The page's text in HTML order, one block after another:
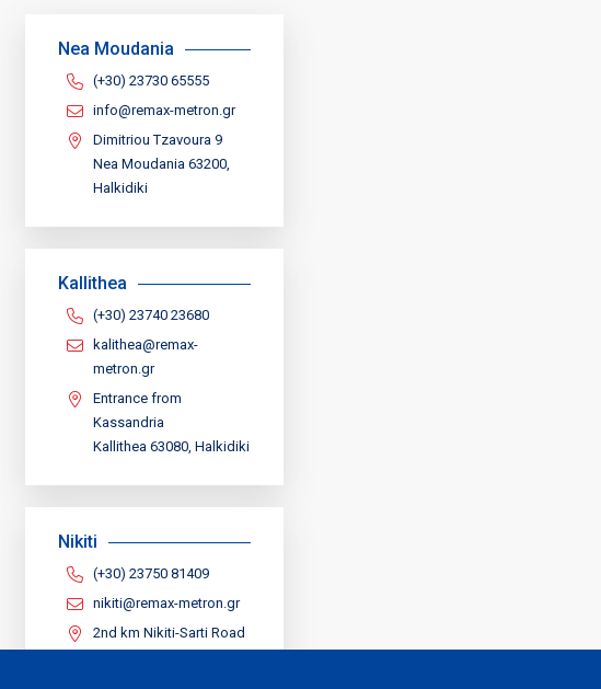
Νea Moudania
(+30) 23730 65555
info@remax-metron.gr
Dimitriou Tzavoura 9
Νea Moudania 63200,
Halkidiki
Kallithea
(+30) 23740 23680
kalithea@remax-
metron.gr
Entrance from
Kassandria
Kallithea 63080, Halkidiki
Nikiti
(+30) 23750 81409
nikiti@remax-metron.gr
2nd km Nikiti-Sarti Road